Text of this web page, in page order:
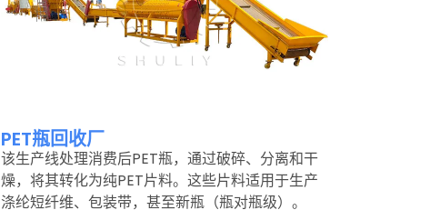
PET瓶回收厂
该生产线处理消费后PET瓶，通过破碎、分离和干
燥，将其转化为纯PET片料。这些片料适用于生产
涤纶短纤维、包装带，甚至新瓶（瓶对瓶级）。